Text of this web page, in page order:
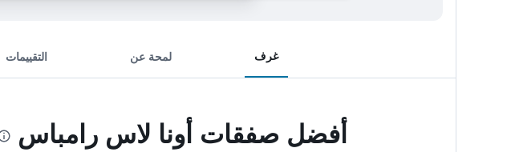
غرف لمحة عن التقييمات
أفضل صفقات أونا لاس رامباس